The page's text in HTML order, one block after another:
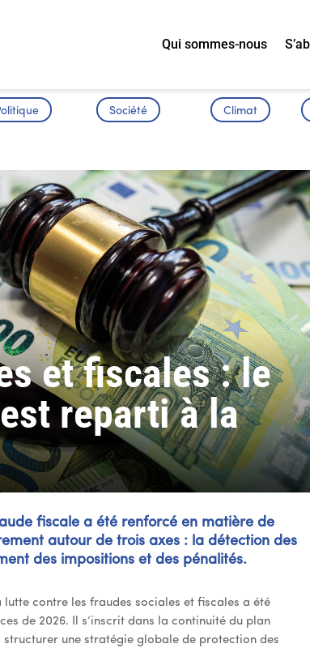
Qui sommes-nous
Société Climat
et fiscales : le
reparti à la
fiscale a été renforcé en matière de
autour de trois axes : la détection des
des impositions et des pénalités.
contre les fraudes sociales et fiscales a été
de 2026. Il s’inscrit dans la continuité du plan
une stratégie globale de protection des